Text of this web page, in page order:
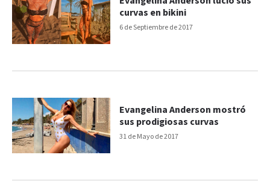
6 de Septiembre de 2017
curvas en bikini
31 de Mayo de 2017
Evangelina Anderson mostró
sus prodigiosas curvas